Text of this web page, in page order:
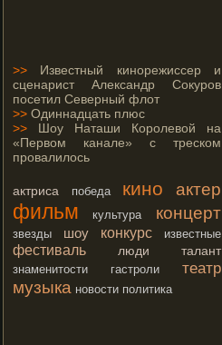
>> Известный кинорежиссер и
сценарист Александр Сокуров
посетил Северный флот
>> Одиннадцать плюс
>> Шоу Наташи Королевой на
«Первом канале» с треском
провалилось
актриса победа кино актер
фильм культура концерт
звезды шоу конкурс известные
фестиваль люди талант
знаменитости гастроли театр
музыка новости политика